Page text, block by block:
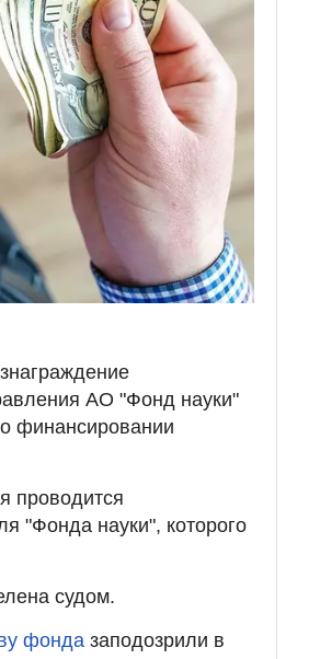
АО "Фонд науки"
финансировании
проводится
"Фонда науки", которого
судом.
фонда заподозрили в